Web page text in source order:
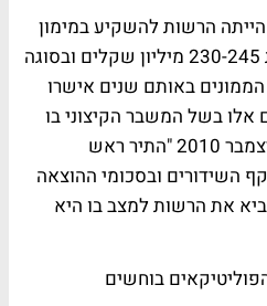
2010 אמורה הייתה הרשות להשקיע במימון
רכישה של הפקות מקומיות 230-245 מיליון שקלים ובסוגה
השרים הממונים באותם שנים אישרו
בשל המשבר הקיצוני בו
שרויה רשות השידור. גם בדצמבר 2010 "התיר ראש
ובסכומי ההוצאה
את הרשות למצב בו היא
בוחשים